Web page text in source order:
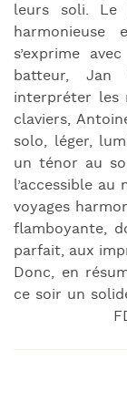
leurs soli. Le
harmonieuse
s’exprime
batteur, Jan
interpréter les
claviers,
solo, léger,
un ténor au
l’accessible
voyages
flamboyante,
parfait, aux
Donc, en
ce soir un